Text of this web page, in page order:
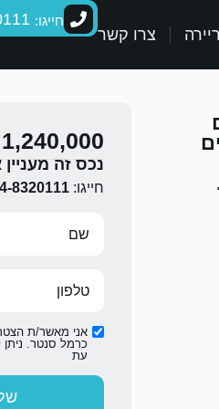
צרו קשר
חייגו:
1,240,000 ₪
נכס זה
חייגו: 8320111
אני מאשר/ת
כרמל סנטר.
עת